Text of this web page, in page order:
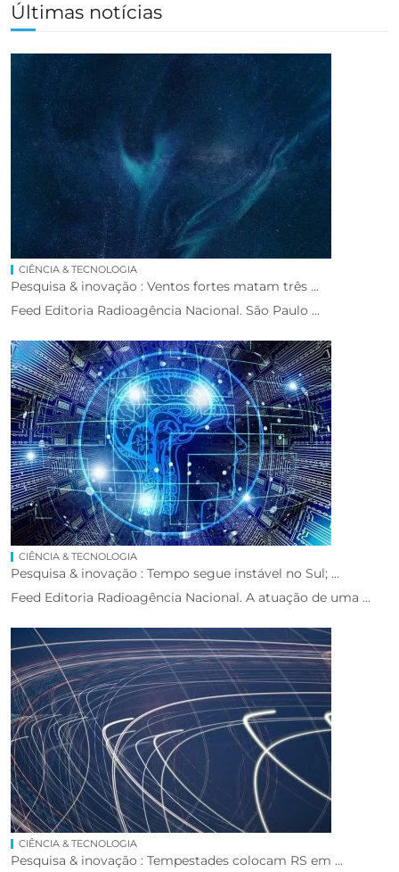
Últimas notícias
CIÊNCIA & TECNOLOGIA
Pesquisa & inovação : Ventos fortes matam três ...
Feed Editoria Radioagência Nacional. São Paulo ...
CIÊNCIA & TECNOLOGIA
Pesquisa & inovação : Tempo segue instável no Sul; ...
Feed Editoria Radioagência Nacional. A atuação de uma ...
CIÊNCIA & TECNOLOGIA
Pesquisa & inovação : Tempestades colocam RS em ...